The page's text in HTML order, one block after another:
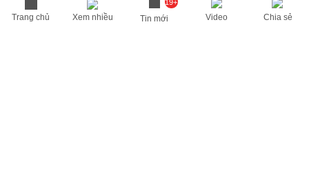
Trang chủ Xem nhiều
19+
Tin mới Video Chia sẻ